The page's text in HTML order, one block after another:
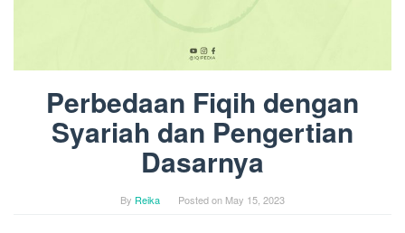
Perbedaan Fiqih dengan
Syariah dan Pengertian
Dasarnya
By Reika Posted on May 15, 2023